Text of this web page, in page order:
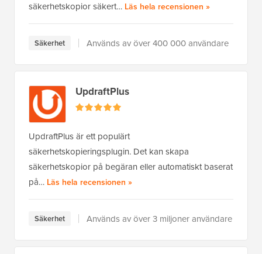
säkerhetskopior säkert… Läs hela recensionen av BlogVault
»
Säkerhet Används av över 400 000 användare
UpdraftPlus
UpdraftPlus är ett populärt
säkerhetskopieringsplugin. Det kan skapa
säkerhetskopior på begäran eller automatiskt baserat
på… Läs hela recensionen av UpdraftPlus
»
Säkerhet Används av över 3 miljoner användare